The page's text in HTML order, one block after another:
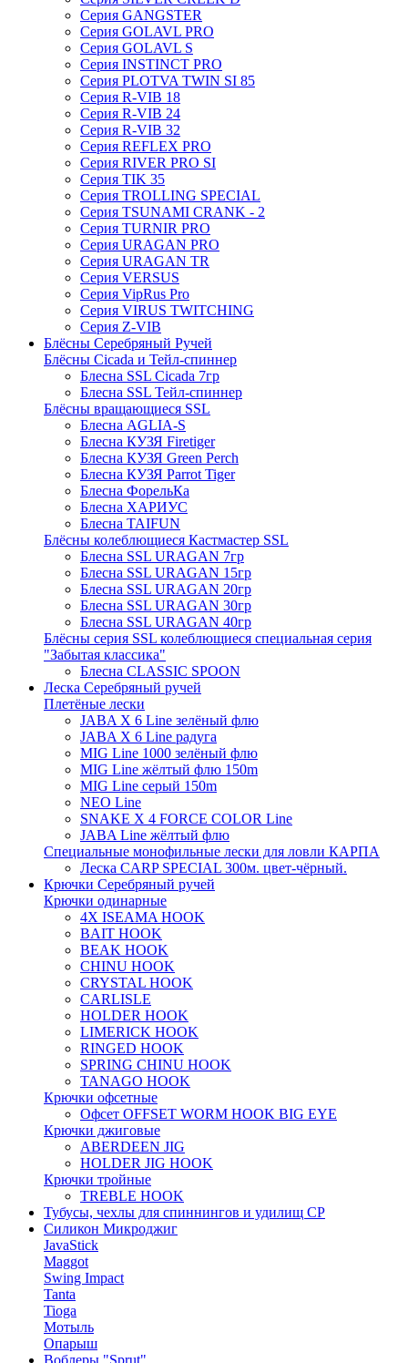
Серия GANGSTER
Серия GOLAVL PRO
Серия GOLAVL S
Серия INSTINCT PRO
Серия PLOTVA TWIN SI 85
Серия R-VIB 18
Серия R-VIB 24
Серия R-VIB 32
Серия REFLEX PRO
Серия RIVER PRO SI
Серия TIK 35
Серия TROLLING SPECIAL
Серия TSUNAMI CRANK - 2
Серия TURNIR PRO
Серия URAGAN PRO
Серия URAGAN TR
Серия VERSUS
Серия VipRus Pro
Серия VIRUS TWITCHING
Серия Z-VIB
Блёсны Серебряный Ручей
Блёсны Cicada и Тейл-спиннер
Блесна SSL Cicada 7гр
Блесна SSL Тейл-спиннер
Блёсны вращающиеся SSL
Блесна AGLIA-S
Блесна КУЗЯ Firetiger
Блесна КУЗЯ Green Perch
Блесна КУЗЯ Parrot Tiger
Блесна ФорельКа
Блесна ХАРИУС
Блесна TAIFUN
Блёсны колеблющиеся Кастмастер SSL
Блесна SSL URAGAN 7гр
Блесна SSL URAGAN 15гр
Блесна SSL URAGAN 20гр
Блесна SSL URAGAN 30гр
Блесна SSL URAGAN 40гр
Блёсны серия SSL колеблющиеся специальная серия
"Забытая классика"
Блесна CLASSIC SPOON
Леска Серебряный ручей
Плетёные лески
JABA X 6 Line зелёный флю
JABA X 6 Line радуга
MIG Line 1000 зелёный флю
MIG Line жёлтый флю 150m
MIG Line серый 150m
NEO Line
SNAKE X 4 FORCE COLOR Line
JABA Line жёлтый флю
Специальные монофильные лески для ловли КАРПА
Леска CARP SPECIAL 300м. цвет-чёрный.
Крючки Серебряный ручей
Крючки одинарные
4X ISEAMA HOOK
BAIT HOOK
BEAK HOOK
CHINU HOOK
CRYSTAL HOOK
CARLISLE
HOLDER HOOK
LIMERICK HOOK
RINGED HOOK
SPRING CHINU HOOK
TANAGO HOOK
Крючки офсетные
Офсет OFFSET WORM HOOK BIG EYE
Крючки джиговые
ABERDEEN JIG
HOLDER JIG HOOK
Крючки тройные
TREBLE HOOK
Тубусы, чехлы для спиннингов и удилищ СР
Силикон Микроджиг
JavaStick
Maggot
Swing Impact
Tanta
Tioga
Мотыль
Опарыш
Воблеры "Sprut"